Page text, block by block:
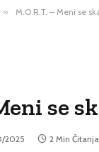
» M.O.R.T. – Meni se
se
2025 2 Min Čitanja